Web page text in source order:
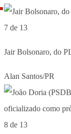
7 de 13
Jair Bolsonaro, do
Alan Santos/PR
8 de 13